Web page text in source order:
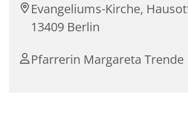
Evangeliums-Kirche,
13409 Berlin
Pfarrerin Margareta Trende